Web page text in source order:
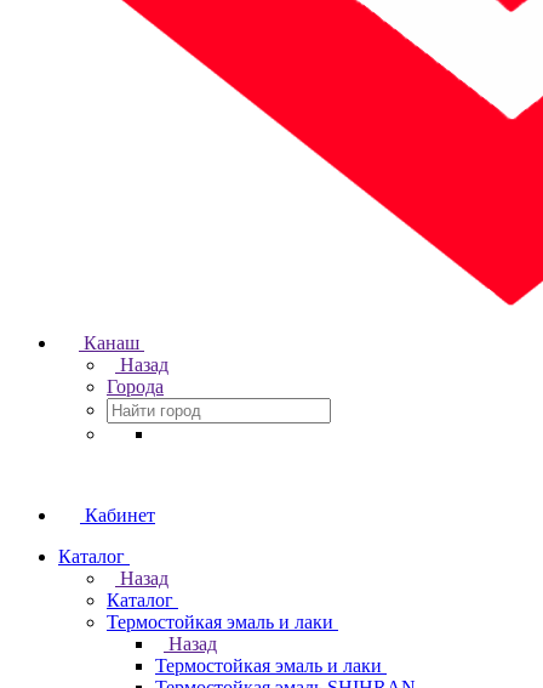
Канаш
Назад
Города
Кабинет
Каталог
Назад
Каталог
Термостойкая эмаль и лаки
Назад
Термостойкая эмаль и лаки